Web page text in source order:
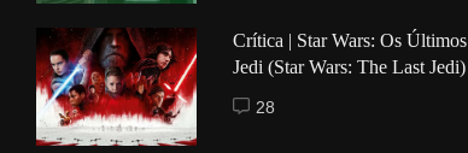
Crítica | Star Wars: Os Últimos
Jedi (Star Wars: The Last Jedi)
28